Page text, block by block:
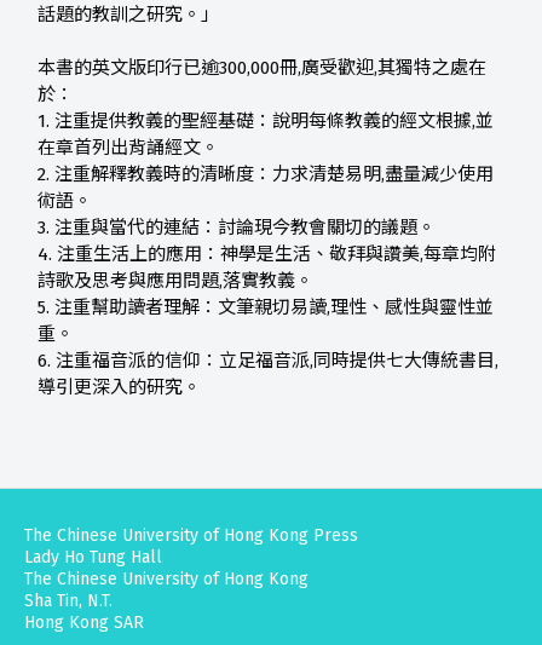
話題的教訓之研究。」
本書的英文版印行已逾300,000冊,廣受歡迎,其獨特之處在
於：
1. 注重提供教義的聖經基礎：說明每條教義的經文根據,並
在章首列出背誦經文。
2. 注重解釋教義時的清晰度：力求清楚易明,盡量減少使用
術語。
3. 注重與當代的連結：討論現今教會關切的議題。
4. 注重生活上的應用：神學是生活、敬拜與讚美,每章均附
詩歌及思考與應用問題,落實教義。
5. 注重幫助讀者理解：文筆親切易讀,理性、感性與靈性並
重。
6. 注重福音派的信仰：立足福音派,同時提供七大傳統書目,
導引更深入的研究。
The Chinese University of Hong Kong Press
Lady Ho Tung Hall
The Chinese University of Hong Kong
Sha Tin, N.T.
Hong Kong SAR